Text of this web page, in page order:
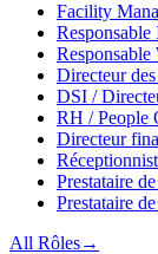
Facility
Directeur
DSI /
RH / People
Directeur
Prestataire
Prestataire
All Rôles→